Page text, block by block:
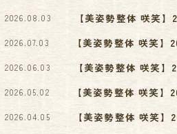
【美姿勢整体 咲笑
2026.08.03
【美姿勢整体 咲笑】
2026.07.03
【美姿勢整体 咲笑
2026.06.03
【美姿勢整体 咲笑】
2026.05.02
【美姿勢整体 咲笑】
2026.04.05